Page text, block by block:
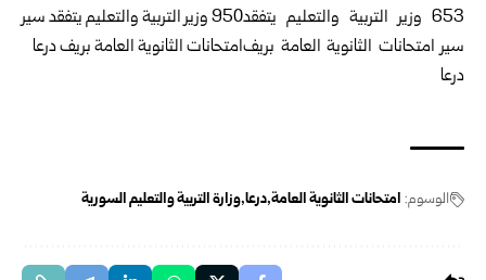
الوسوم: امتحانات الثانوية العامة درعا وزارة التربية والتعليم السورية